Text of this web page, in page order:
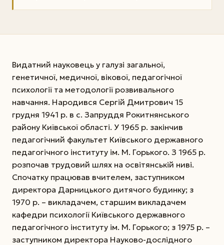
Видатний науковець у галузі загальної,
генетичної, медичної, вікової, педагогічної
психології та методології розвивального
навчання. Народився Сергій Дмитрович 15
грудня 1941 р. в с. Запруддя Рокитнянського
району Київської області. У 1965 р. закінчив
педагогічний факультет Київського державного
педагогічного інституту ім. М. Горького. З 1965 р.
розпочав трудовий шлях на освітянській ниві.
Спочатку працював вчителем, заступником
директора Дарницького дитячого будинку; з
1970 р. – викладачем, старшим викладачем
кафедри психології Київського державного
педагогічного інституту ім. М. Горького; з 1975 р. –
заступником директора Науково-дослідного